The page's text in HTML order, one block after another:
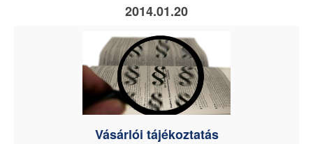
2014.01.20
Vásárlói tájékoztatás